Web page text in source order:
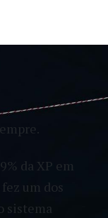
da XP em
um dos
sistema